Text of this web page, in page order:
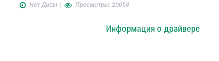
Нет Даты| Просмотры: 20054
Информация о драйвере